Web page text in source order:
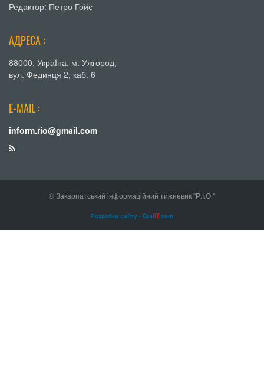
Редактор: Петро Гойс
АДРЕСА :
88000, УкраЇна, м. Ужгород,
вул. Фединця 2, каб. 6
E-MAIL :
inform.rio@gmail.com
© Закарпатський інформаційний тижневик "Р.І.О."
Розробка сайту - CrafIT.com